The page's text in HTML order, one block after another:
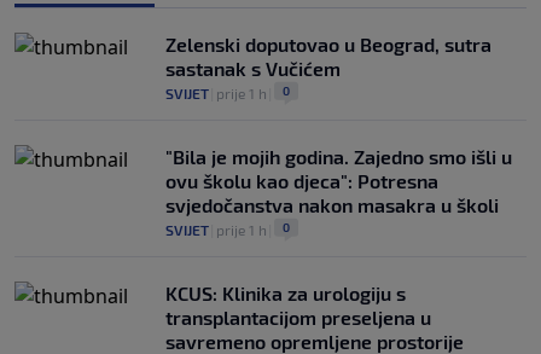
Zelenski doputovao u Beograd, sutra
sastanak s Vučićem
SVIJET prije 1 h 0
"Bila je mojih godina. Zajedno smo išli u
ovu školu kao djeca": Potresna
svjedočanstva nakon masakra u školi
SVIJET prije 1 h 0
KCUS: Klinika za urologiju s
transplantacijom preseljena u
savremeno opremljene prostorije